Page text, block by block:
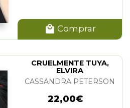
Comprar
CRUELMENTE TUYA,
ELVIRA
CASSANDRA PETERSON
22,00€